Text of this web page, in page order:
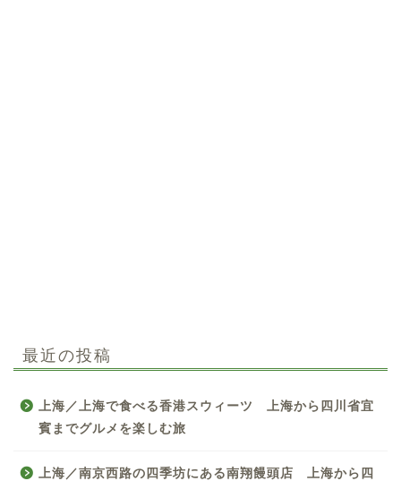
最近の投稿
上海／上海で食べる香港スウィーツ 上海から四川省宜
賓までグルメを楽しむ旅
上海／南京西路の四季坊にある南翔饅頭店 上海から四